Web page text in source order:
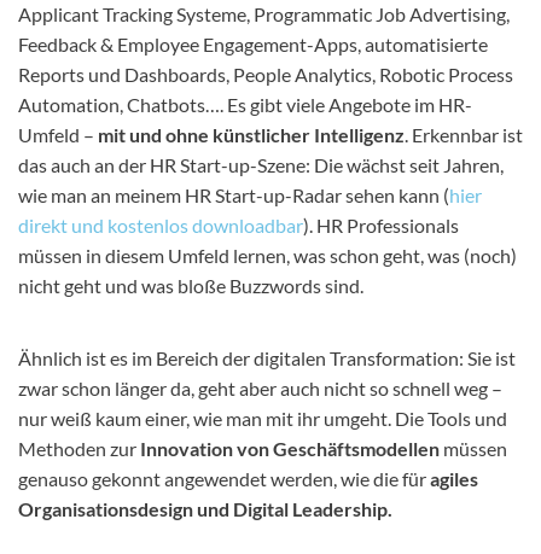
Applicant Tracking Systeme, Programmatic Job Advertising,
Feedback & Employee Engagement-Apps, automatisierte
Reports und Dashboards, People Analytics, Robotic Process
Automation, Chatbots…. Es gibt viele Angebote im HR-
Umfeld – mit und ohne künstlicher Intelligenz. Erkennbar ist
das auch an der HR Start-up-Szene: Die wächst seit Jahren,
wie man an meinem HR Start-up-Radar sehen kann (hier
direkt und kostenlos downloadbar). HR Professionals
müssen in diesem Umfeld lernen, was schon geht, was (noch)
nicht geht und was bloße Buzzwords sind.
Ähnlich ist es im Bereich der digitalen Transformation: Sie ist
zwar schon länger da, geht aber auch nicht so schnell weg –
nur weiß kaum einer, wie man mit ihr umgeht. Die Tools und
Methoden zur Innovation von Geschäftsmodellen müssen
genauso gekonnt angewendet werden, wie die füragiles
Organisationsdesign und Digital Leadership.